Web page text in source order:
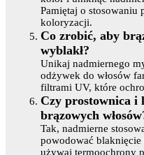
Pamiętaj o stosowaniu
koloryzacji.
Co zrobić, aby
wyblakł?
Unikaj nadmiernego
odżywek do włosów
filtrami UV, które
Czy prostownica i
brązowych
Tak, nadmierne
powodować blaknięcie
używaj termoochrony